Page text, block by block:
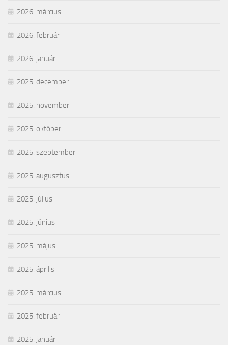
2026. március
2026. február
2026. január
2025. december
2025. november
2025. október
2025. szeptember
2025. augusztus
2025. július
2025. június
2025. május
2025. április
2025. március
2025. február
2025. január